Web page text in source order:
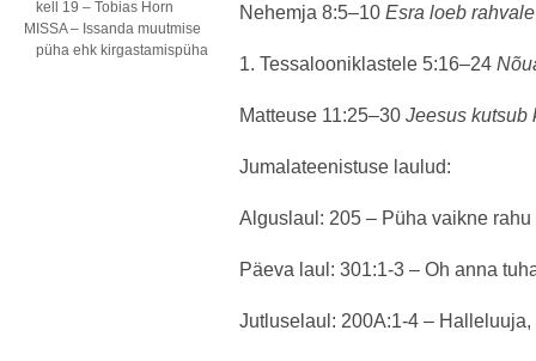
kell 19 – Tobias Horn
MISSA – Issanda muutmise
püha ehk kirgastamispüha
Nehemja 8:5–10 Esra loeb
1. Tessalooniklastele 5:16–24
Matteuse 11:25–30 Jeesus kutsub
Jumalateenistuse laulud:
Alguslaul: 205 – Püha vaikne rahu
Päeva laul: 301:1-3 – Oh anna
Jutluselaul: 200A:1-4 –